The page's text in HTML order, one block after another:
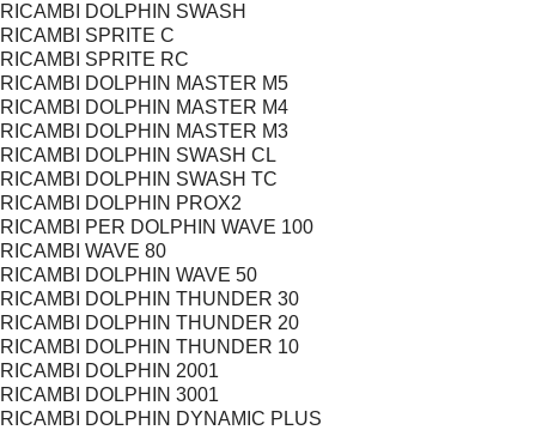
RICAMBI DOLPHIN SWASH
RICAMBI SPRITE C
RICAMBI SPRITE RC
RICAMBI DOLPHIN MASTER M5
RICAMBI DOLPHIN MASTER M4
RICAMBI DOLPHIN MASTER M3
RICAMBI DOLPHIN SWASH CL
RICAMBI DOLPHIN SWASH TC
RICAMBI DOLPHIN PROX2
RICAMBI PER DOLPHIN WAVE 100
RICAMBI WAVE 80
RICAMBI DOLPHIN WAVE 50
RICAMBI DOLPHIN THUNDER 30
RICAMBI DOLPHIN THUNDER 20
RICAMBI DOLPHIN THUNDER 10
RICAMBI DOLPHIN 2001
RICAMBI DOLPHIN 3001
RICAMBI DOLPHIN DYNAMIC PLUS